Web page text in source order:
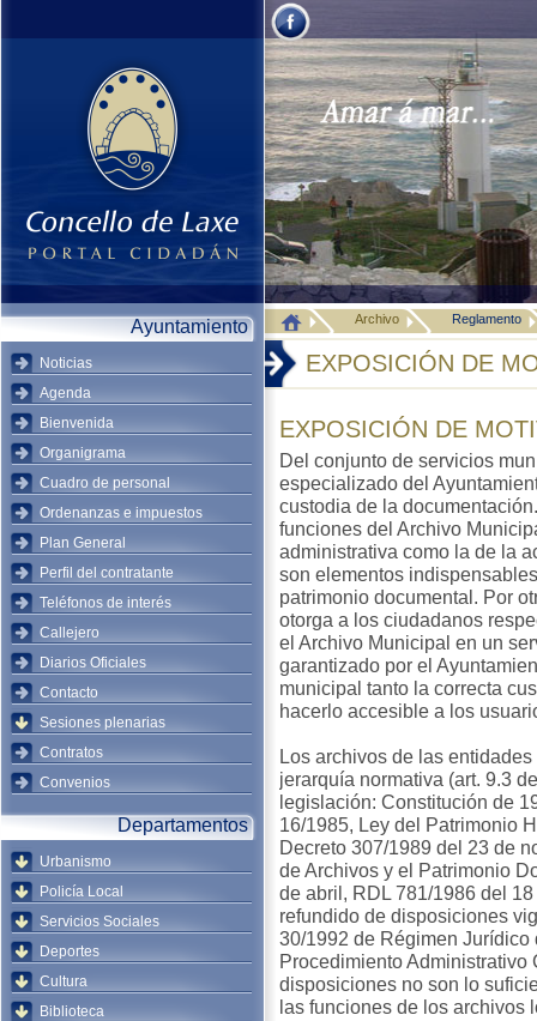
Ayuntamiento
Noticias
Agenda
Bienvenida
Organigrama
Cuadro de personal
Ordenanzas e impuestos
Plan General
Perfil del contratante
Teléfonos de interés
Callejero
Diarios Oficiales
Contacto
Sesiones plenarias
Contratos
Convenios
Departamentos
Urbanismo
Policía Local
Servicios Sociales
Deportes
Cultura
Biblioteca
Archivo Reglamento
EXPOSICIÓN DE
EXPOSICIÓN DE
Del conjunto de servicios
especializado del
custodia de la
funciones del Archivo
administrativa como la de la
son elementos
patrimonio documental. Por
otorga a los ciudadanos
el Archivo Municipal en un
garantizado por el
municipal tanto la correcta
hacerlo accesible a los
Los archivos de las
jerarquía normativa (art. 9.3
legislación: Constitución de
16/1985, Ley del Patrimonio
Decreto 307/1989 del 23 de
de Archivos y el Patrimonio
de abril, RDL 781/1986 del
refundido de disposiciones
30/1992 de Régimen
Procedimiento Administrativo
disposiciones no son lo
las funciones de los archivos